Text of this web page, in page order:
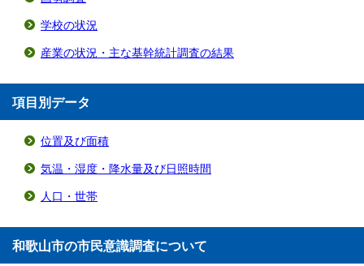
学校の状況
産業の状況・主な基幹統計調査の結果
項目別データ
位置及び面積
気温・湿度・降水量及び日照時間
人口・世帯
和歌山市の市民意識調査について